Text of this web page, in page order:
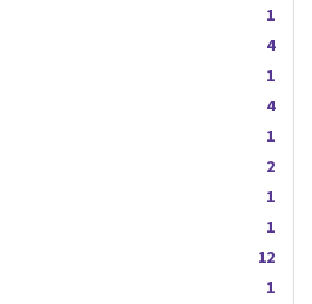
1
4
1
4
1
2
1
1
12
1